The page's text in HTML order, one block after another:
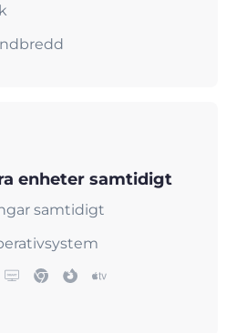
enheter samtidigt
samtidigt